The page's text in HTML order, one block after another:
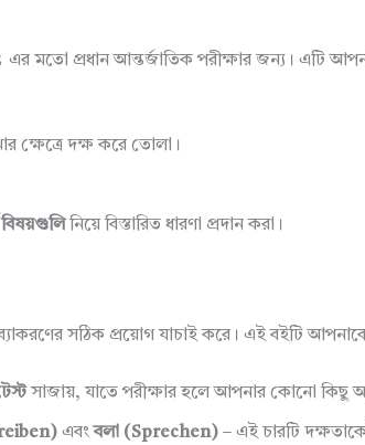
এর মতো প্রধান আন্তর্জাতিক পরীক্ষার জন্য। এটি
ক্ষেত্রে দক্ষ করে তোলা।
নিয়ে বিস্তারিত ধারণা প্রদান করা।
সঠিক প্রয়োগ যাচাই করে। এই বইটি
সাজায়, যাতে পরীক্ষার হলে আপনার কোনো কিছু
এবংবলা (Sprechen) – এই চারটি